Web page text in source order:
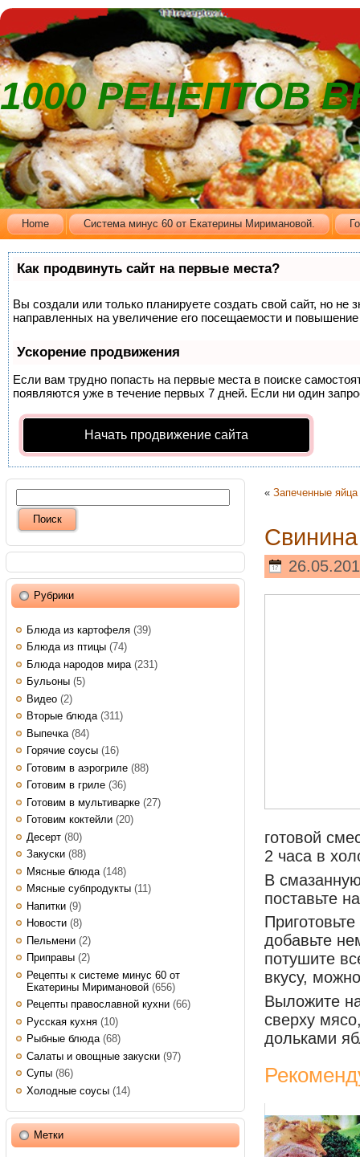
1000 РЕЦЕПТОВ
Home Cистема минус 60 от Екатерины Миримановой.
Как продвинуть сайт на первые места?
Вы создали или только планируете создать свой сайт, но не
направленных на увеличение его посещаемости и
Ускорение продвижения
Если вам трудно попасть на первые места в поиске
появляются уже в течение первых 7 дней. Если ни один
Начать продвижение сайта
Рубрики
Блюда из картофеля (39)
Блюда из птицы (74)
Блюда народов мира (231)
Бульоны (5)
Видео (2)
Вторые блюда(311)
Выпечка (84)
Горячие соусы (16)
Готовим в аэрогриле (88)
Готовим в гриле (36)
Готовим в мультиварке (27)
Готовим коктейли (20)
Десерт (80)
Закуски (88)
Мясные блюда (148)
Мясные субпродукты (11)
Напитки (9)
Новости (8)
Пельмени (2)
Приправы (2)
Рецепты к системе минус 60 от
Екатерины Миримановой (656)
Рецепты православной кухни (66)
Русская кухня (10)
Рыбные блюда(68)
Салаты и овощные закуски (97)
Супы (86)
Холодные соусы (14)
Метки
« Запеченные
готовой
2 часа в
В
поставьте
добавьте
потушите
вкусу,
Выложите
сверху
дольками